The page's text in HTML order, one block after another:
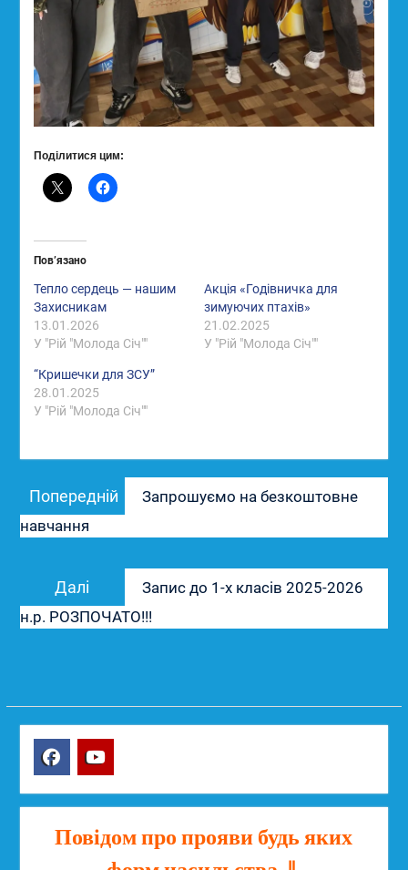
Поділитися цим:
Пов’язано
Тепло сердець — нашим
Захисникам
13.01.2026
У "Рій "Молода Січ""
Акція «Годівничка для
зимуючих птахів»
21.02.2025
У "Рій "Молода Січ""
“Кришечки для ЗСУ”
28.01.2025
У "Рій "Молода Січ""
записів
Попередній
запис:
Запрошуємо на безкоштовне
навчання
Далі
запис:
Запис до 1-х класів 2025-2026
н.р. РОЗПОЧАТО!!!
Повідом про прояви будь яких